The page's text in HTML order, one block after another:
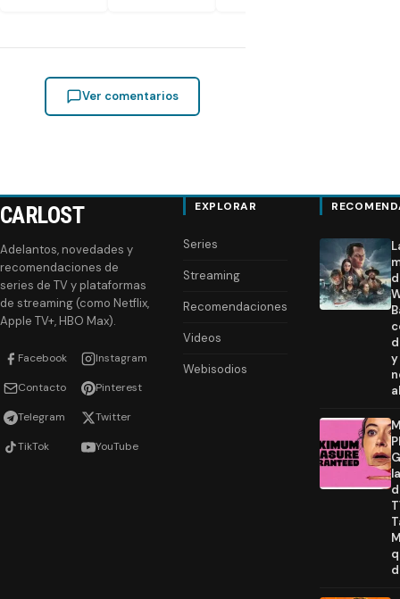
Ver comentarios
CARLOST
Adelantos, novedades y
recomendaciones de
series de TV y plataformas
de streaming (como Netflix,
Apple TV+, HBO Max).
Facebook Instagram
Contacto Pinterest
Telegram Twitter
TikTok YouTube
EXPLORAR
Series
Streaming
Recomendaciones
Videos
Webisodios
y